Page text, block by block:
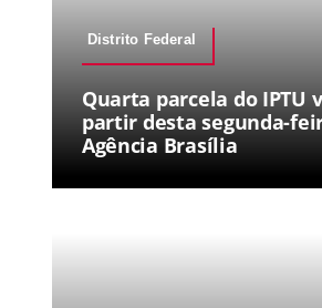
Distrito Federal
Quarta parcela do IPTU
partir desta segunda-
Agência Brasília